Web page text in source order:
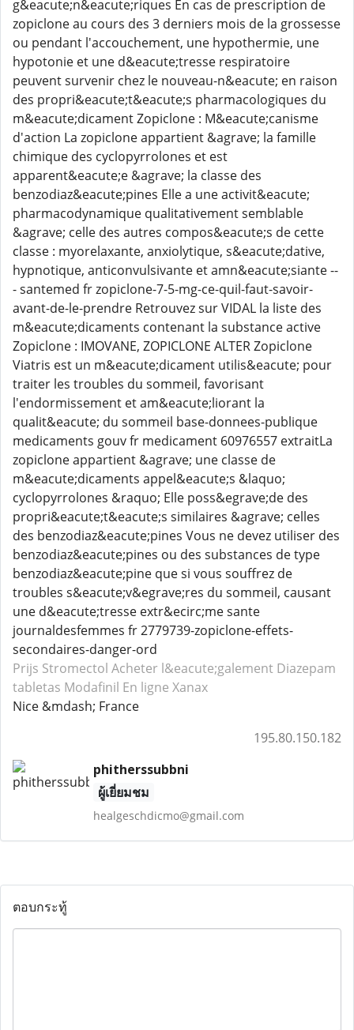
g&eacute;n&eacute;riques En cas de prescription de
zopiclone au cours des 3 derniers mois de la grossesse
ou pendant l'accouchement, une hypothermie, une
hypotonie et une d&eacute;tresse respiratoire
peuvent survenir chez le nouveau-n&eacute; en raison
des propri&eacute;t&eacute;s pharmacologiques du
m&eacute;dicament Zopiclone : M&eacute;canisme
d'action La zopiclone appartient &agrave; la famille
chimique des cyclopyrrolones et est
apparent&eacute;e &agrave; la classe des
benzodiaz&eacute;pines Elle a une activit&eacute;
pharmacodynamique qualitativement semblable
&agrave; celle des autres compos&eacute;s de cette
classe : myorelaxante, anxiolytique, s&eacute;dative,
hypnotique, anticonvulsivante et amn&eacute;siante --
- santemed fr zopiclone-7-5-mg-ce-quil-faut-savoir-
avant-de-le-prendre Retrouvez sur VIDAL la liste des
m&eacute;dicaments contenant la substance active
Zopiclone : IMOVANE, ZOPICLONE ALTER Zopiclone
Viatris est un m&eacute;dicament utilis&eacute; pour
traiter les troubles du sommeil, favorisant
l'endormissement et am&eacute;liorant la
qualit&eacute; du sommeil base-donnees-publique
medicaments gouv fr medicament 60976557 extraitLa
zopiclone appartient &agrave; une classe de
m&eacute;dicaments appel&eacute;s &laquo;
cyclopyrrolones &raquo; Elle poss&egrave;de des
propri&eacute;t&eacute;s similaires &agrave; celles
des benzodiaz&eacute;pines Vous ne devez utiliser des
benzodiaz&eacute;pines ou des substances de type
benzodiaz&eacute;pine que si vous souffrez de
troubles s&eacute;v&egrave;res du sommeil, causant
une d&eacute;tresse extr&ecirc;me sante
journaldesfemmes fr 2779739-zopiclone-effets-
secondaires-danger-ord
Prijs Stromectol Acheter l&eacute;galement Diazepam
tabletas Modafinil En ligne Xanax
Nice &mdash; France
195.80.150.182
phitherssubbni
ผู้เยี่ยมชม
healgeschdicmo@gmail.com
ตอบกระทู้